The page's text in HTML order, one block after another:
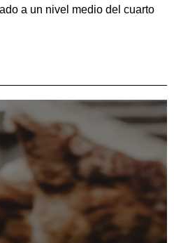
a un nivel medio del cuarto